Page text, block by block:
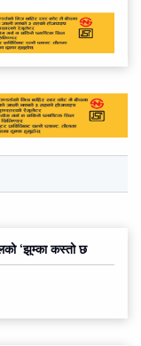
‘झुम्का कस्तो छ